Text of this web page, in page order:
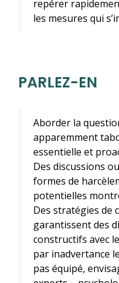
repérer
les mesures qui
PARLEZ-EN
Aborder la
apparemment
essentielle et
Des discussions
formes de
potentielles
Des stratégies de
garantissent des
constructifs avec
par inadvertance
pas équipé,